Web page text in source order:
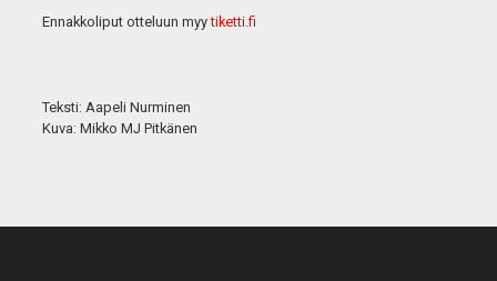
Ennakkoliput otteluun myytiketti.fi
Teksti: Aapeli Nurminen
Kuva: Mikko MJ Pitkänen